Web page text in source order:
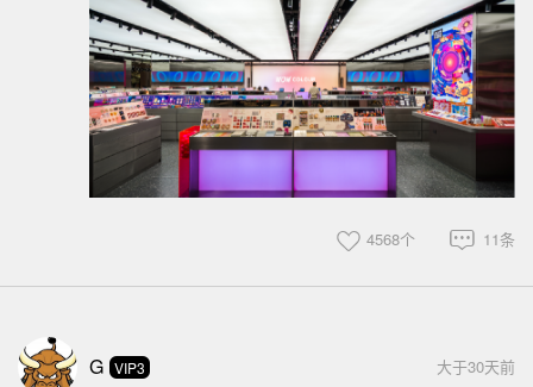
11条
4568个
G VIP3 大于30天前